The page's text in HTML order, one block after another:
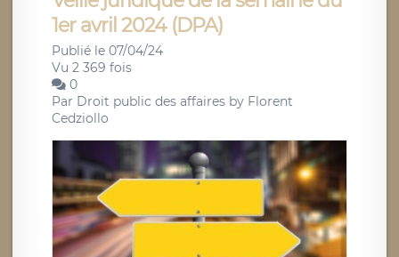
1er avril 2024 (DPA)
Publié le 07/04/24
Vu 2 369 fois
0
Par Droit public des affaires by Florent
Cedziollo